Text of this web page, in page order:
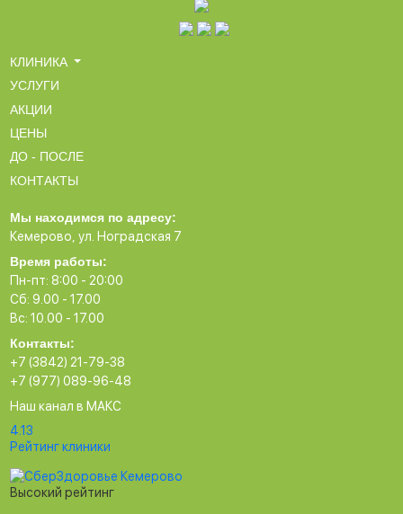
КЛИНИКА
УСЛУГИ
АКЦИИ
ЦЕНЫ
ДО - ПОСЛЕ
КОНТАКТЫ
Мы находимся по адресу:
Кемерово, ул. Ноградская 7
Время работы:
Пн-пт: 8:00 - 20:00
Сб: 9.00 - 17.00
Вс: 10.00 - 17.00
Контакты:
+7 (3842) 21-79-38
+7 (977) 089-96-48
Наш канал в МАКС
4.13
Рейтинг клиники
Высокий рейтинг